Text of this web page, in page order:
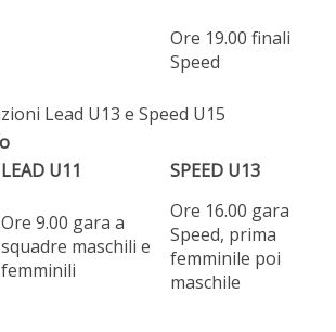
Ore 19.00 finali
Speed
Lead U13 e Speed U15
LEAD U11
SPEED U13
Ore 9.00 gara a
squadre maschili e
femminili
Ore 16.00 gara
Speed, prima
femminile poi
maschile